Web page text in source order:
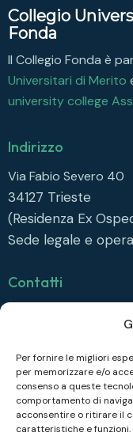
Per fornire le migliori
per memorizzare e/o
consenso a queste
comportamento di
acconsentire o ritirare il
caratteristiche e funzioni.
Collegio
Fonda
Il Collegio Fonda è
Universitari di Merito
university college
Indirizzo
Via Fabio Severo 40
34127 Trieste
(Residenza Ex
Sede legale e
Contatti
Seguici su
Facebook